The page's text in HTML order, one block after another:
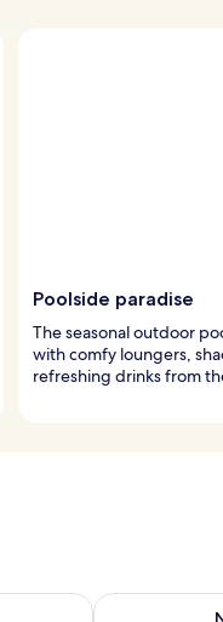
Poolside paradise
The seasonal outdoor
with comfy loungers,
refreshing drinks from
helgen, aug. 7 - aug. 9
Sjekk